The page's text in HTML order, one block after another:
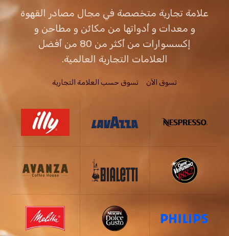
علامة تجارية متخصصة في مجال مصادر القهوة
و معدات و أدواتها من مكائن و مطاحن و
إكسسوارات من أكثر من 80 من أفضل
العلامات التجارية العالمية.
تسوق الاَن تسوق حسب العلامة التجارية